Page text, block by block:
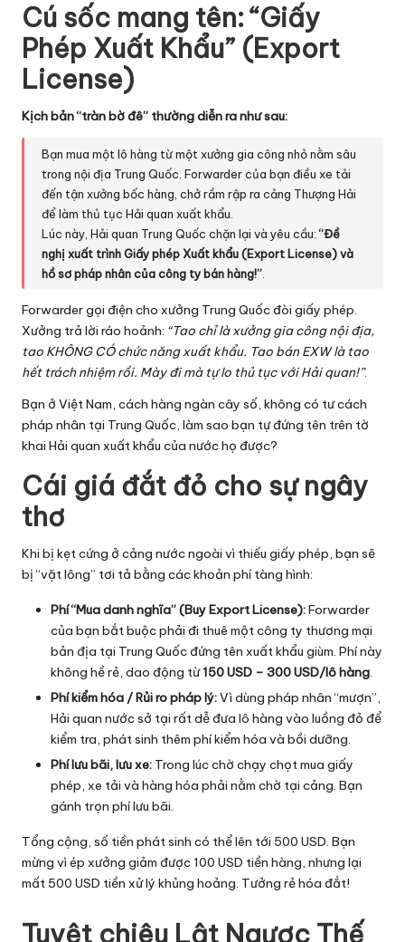
Cú sốc mang tên: “Giấy
Phép Xuất Khẩu” (Export
License)
Kịch bản “tràn bờ đê” thường diễn ra như sau:
Bạn mua một lô hàng từ một xưởng gia công nhỏ nằm sâu
trong nội địa Trung Quốc. Forwarder của bạn điều xe tải
đến tận xưởng bốc hàng, chở rầm rập ra cảng Thượng Hải
để làm thủ tục Hải quan xuất khẩu.
Lúc này, Hải quan Trung Quốc chặn lại và yêu cầu:“Đề
nghị xuất trình Giấy phép Xuất khẩu (Export License) và
hồ sơ pháp nhân của công ty bán hàng!”
Forwarder gọi điện cho xưởng Trung Quốc đòi giấy phép.
Xưởng trả lời ráo hoảnh: “Tao chỉ là xưởng gia công nội địa,
tao KHÔNG CÓ chức năng xuất khẩu. Tao bán EXW là tao
hết trách nhiệm rồi. Mày đi mà tự lo thủ tục với Hải quan!”.
Bạn ở Việt Nam, cách hàng ngàn cây số, không có tư cách
pháp nhân tại Trung Quốc, làm sao bạn tự đứng tên trên tờ
khai Hải quan xuất khẩu của nước họ được?
Cái giá đắt đỏ cho sự ngây
thơ
Khi bị kẹt cứng ở cảng nước ngoài vì thiếu giấy phép, bạn sẽ
bị “vặt lông” tơi tả bằng các khoản phí tàng hình:
Phí “Mua danh nghĩa” (Buy Export License):Forwarder
của bạn bắt buộc phải đi thuê một công ty thương mại
bản địa tại Trung Quốc đứng tên xuất khẩu giùm. Phí này
không hề rẻ, dao động từ150 USD – 300 USD/lô hàng.
Phí kiểm hóa / Rủi ro pháp lý:Vì dùng pháp nhân “mượn”,
Hải quan nước sở tại rất dễ đưa lô hàng vào luồng đỏ để
kiểm tra, phát sinh thêm phí kiểm hóa và bồi dưỡng.
Phí lưu bãi, lưu xe: Trong lúc chờ chạy chọt mua giấy
phép, xe tải và hàng hóa phải nằm chờ tại cảng. Bạn
gánh trọn phí lưu bãi.
Tổng cộng, số tiền phát sinh có thể lên tới 500 USD. Bạn
mừng vì ép xưởng giảm được 100 USD tiền hàng, nhưng lại
mất 500 USD tiền xử lý khủng hoảng. Tưởng rẻ hóa đắt!
Tuyệt chiêu Lật Ngược Thế